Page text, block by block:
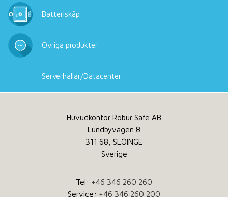
Batteriskåp
Övriga produkter
Serverhallar/Datacenter
Huvudkontor Robur Safe AB
Lundbyvägen 8
311 68, SLÖINGE
Sverige
Tel: +46 346 260 260
Service: +46 346 260 200